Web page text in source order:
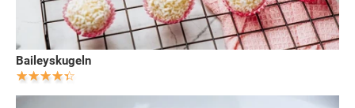
Baileyskugeln